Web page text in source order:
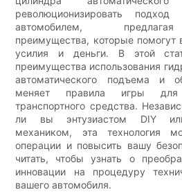
революционизировать
автомобилем,
преимущества, которые помогут
усилия и деньги. В этой
преимущества использования
автоматического подъема и
меняет правила игры для
транспортного средства.
ли вы энтузиастом DIY
механиком, эта технология
операции и повысить вашу
читать, чтобы узнать о
инновации на процедуру
вашего автомобиля.